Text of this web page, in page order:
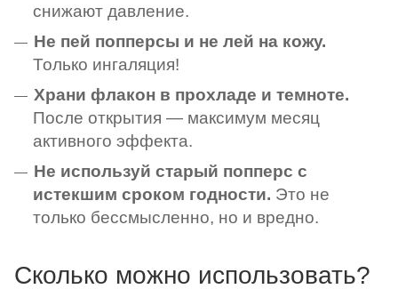
снижают давление.
Не пей попперсы и не лей на кожу.
Только ингаляция!
Храни флакон в прохладе и темноте.
После открытия — максимум месяц
активного эффекта.
Не используй старый попперс с
истекшим сроком годности. Это не
только бессмысленно, но и вредно.
Сколько можно использовать?